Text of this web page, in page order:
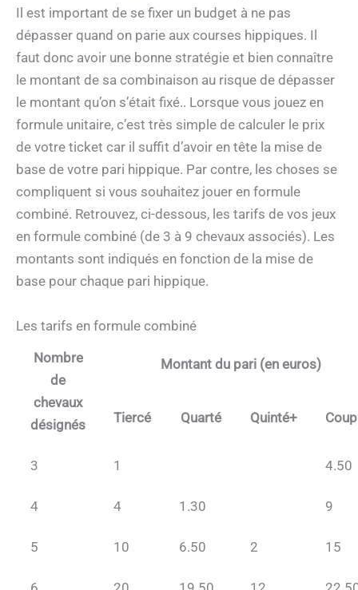
Il est important de se fixer un budget à ne pas
dépasser quand on parie aux courses hippiques. Il
faut donc avoir une bonne stratégie et bien connaître
le montant de sa combinaison au risque de dépasser
le montant qu’on s’était fixé.. Lorsque vous jouez en
formule unitaire, c’est très simple de calculer le prix
de votre ticket car il suffit d’avoir en tête la mise de
base de votre pari hippique. Par contre, les choses se
compliquent si vous souhaitez jouer en formule
combiné. Retrouvez, ci-dessous, les tarifs de vos jeux
en formule combiné (de 3 à 9 chevaux associés). Les
montants sont indiqués en fonction de la mise de
base pour chaque pari hippique.
Les tarifs en formule combiné
Nombre
de
chevaux
désignés
Montant du pari (en euros)
Tiercé Quarté Quinté+
3 1 4.50
4 4 1.30 9
5 10 6.50 2 15